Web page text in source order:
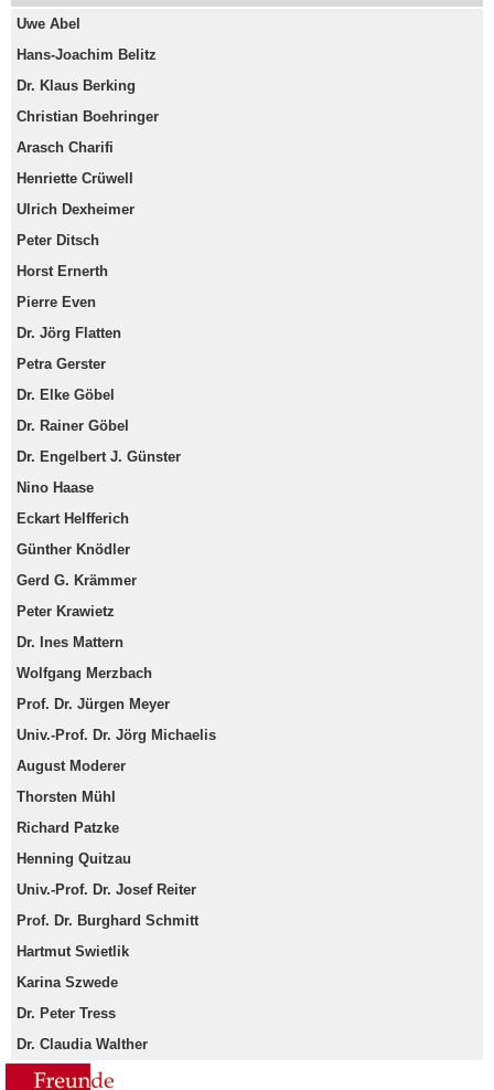
Uwe Abel
Hans-Joachim Belitz
Dr. Klaus Berking
Christian Boehringer
Arasch Charifi
Henriette Crüwell
Ulrich Dexheimer
Peter Ditsch
Horst Ernerth
Pierre Even
Dr. Jörg Flatten
Petra Gerster
Dr. Elke Göbel
Dr. Rainer Göbel
Dr. Engelbert J. Günster
Nino Haase
Eckart Helfferich
Günther Knödler
Gerd G. Krämmer
Peter Krawietz
Dr. Ines Mattern
Wolfgang Merzbach
Prof. Dr. Jürgen Meyer
Univ.-Prof. Dr. Jörg Michaelis
August Moderer
Thorsten Mühl
Richard Patzke
Henning Quitzau
Univ.-Prof. Dr. Josef Reiter
Prof. Dr. Burghard Schmitt
Hartmut Swietlik
Karina Szwede
Dr. Peter Tress
Dr. Claudia Walther